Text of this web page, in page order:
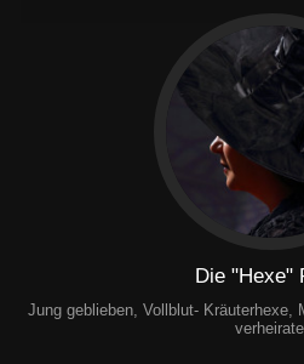
Die "Hexe"
Jung geblieben, Vollblut- Kräuterhexe,